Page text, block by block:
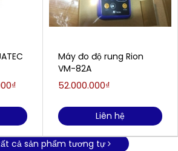
Máy đo độ rung Rion
VM-82A
52.000.000₫
Liên hệ
cả sản phẩm tương tự